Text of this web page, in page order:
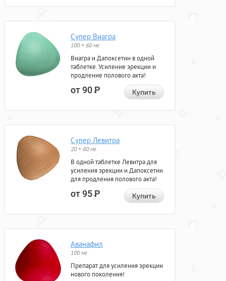
Супер Виагра
100 + 60 мг
Виагра и Дапоксетин в одной
таблетке. Усиление эрекции и
продление полового акта!
от 90Р Купить
Супер Левитра
20 + 60 мг
В одной таблетке Левитра для
усиления эрекции и Дапоксетин
для продления полового акта!
от 95Р Купить
Аванафил
100 мг
Препарат для усиления эрекции
нового поколения!